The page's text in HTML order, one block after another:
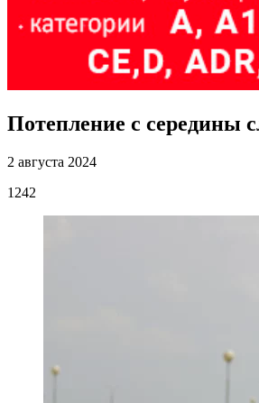
Потепление с середины
2 августа 2024
1242